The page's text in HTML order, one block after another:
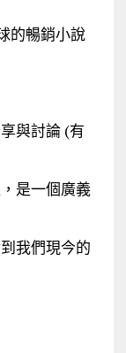
的暢銷小說
與討論 (有
是一個廣義
我們現今的